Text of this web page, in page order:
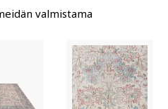
valmistama